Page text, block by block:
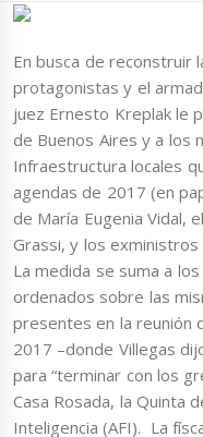
En busca de reconstruir
protagonistas y el
juez Ernesto Kreplak le
de Buenos Aires y a los
Infraestructura locales
agendas de 2017 (en
de María Eugenia Vidal,
Grassi, y los
La medida se suma a
ordenados sobre las
presentes en la reunión
2017 –donde Villegas
para “terminar con los
Casa Rosada, la Quinta
Inteligencia (AFI). La